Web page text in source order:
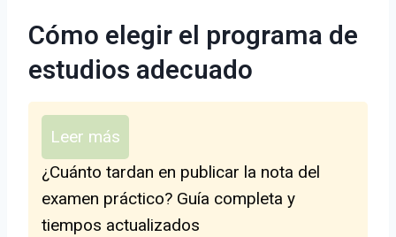
Cómo elegir el programa de
estudios adecuado
Leer más
¿Cuánto tardan en publicar la nota del
examen práctico? Guía completa y
tiempos actualizados